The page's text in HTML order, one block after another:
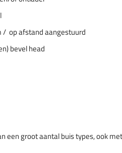
/ op afstand aangestuurd
bevel head
een groot aantal buis types, ook